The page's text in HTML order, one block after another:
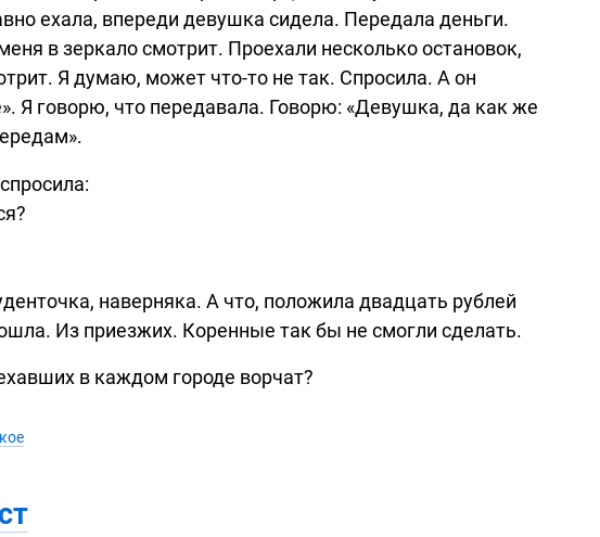
ехала, впереди девушка сидела. Передала деньги.
в зеркало смотрит. Проехали несколько остановок,
Я думаю, можетчто-то не так. Спросила. А он
Я говорю, что передавала. Говорю: «Девушка, да как же
наверняка. А что, положила двадцать рублей
Из приезжих. Коренные так бы не смогли сделать.
в каждом городе ворчат?